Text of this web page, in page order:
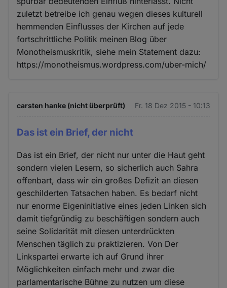
zuletzt betreibe ich genau wegen dieses kulturell
hemmenden Einflusses der Kirchen auf jede
fortschrittliche Politik meinen Blog über
Monotheismuskritik, siehe mein Statement dazu:
https://monotheismus.wordpress.com/uber-mich/
carsten hanke (nicht überprüft) Fr. 18 Dez 2015 - 10:13
Das ist ein Brief, der nicht
Das ist ein Brief, der nicht nur unter die Haut geht
sondern vielen Lesern, so sicherlich auch Sahra
offenbart, dass wir ein großes Defizit an diesen
geschilderten Tatsachen haben. Es bedarf nicht
nur enorme Eigeninitiative eines jeden Linken sich
damit tiefgründig zu beschäftigen sondern auch
seine Solidarität mit diesen unterdrückten
Menschen täglich zu praktizieren. Von Der
Linkspartei erwarte ich auf Grund ihrer
Möglichkeiten einfach mehr und zwar die
parlamentarische Bühne zu nutzen um diese